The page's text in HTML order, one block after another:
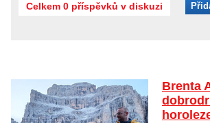
Celkem 0 příspěvků v diskuzi
Brenta